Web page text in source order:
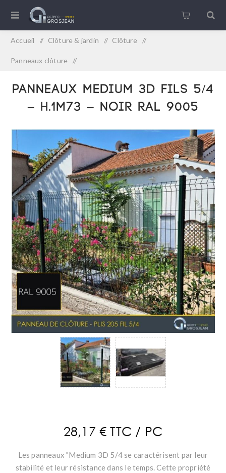
Accueil / Clôture & jardin / Clôture /
Panneaux clôture /
PANNEAUX MEDIUM 3D Fils 5/4
– H.1m73 – NOIR RAL 9005
28,17 € TTC / PC
Les panneaux "Medium 3D 5/4 se caractérisent par leur
stabilité et leur résistance dans le temps. Cette propriété